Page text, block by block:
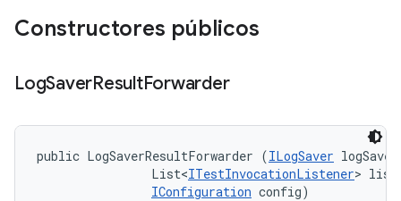
Constructores públicos
LogSaverResultForwarder
public LogSaverResultForwarder (ILogSaver
                List<
ITestInvocationListener>
IConfiguration config)